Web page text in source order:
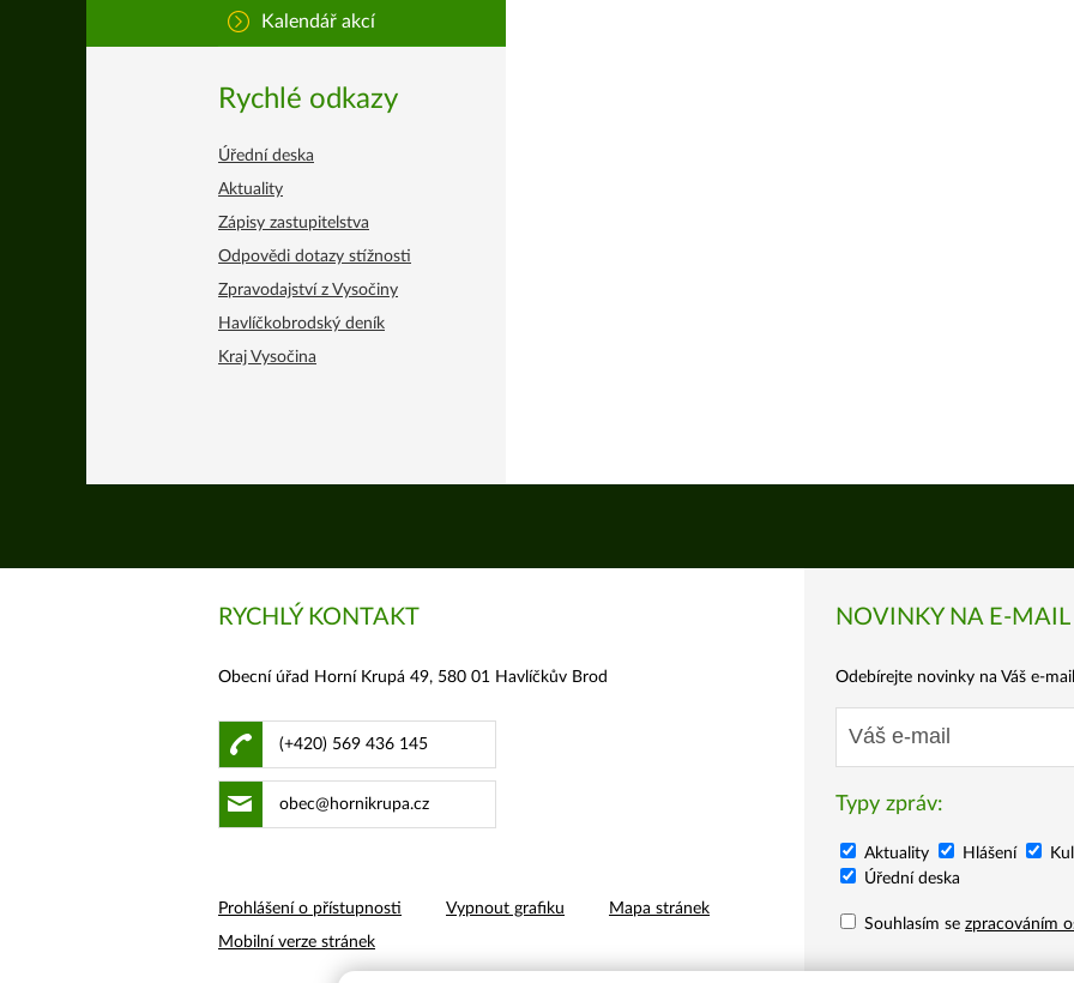
Kalendář akcí
Rychlé odkazy
Úřední deska
Aktuality
Zápisy zastupitelstva
Odpovědi dotazy stížnosti
Zpravodajství z Vysočiny
Havlíčkobrodský deník
Kraj Vysočina
RYCHLÝ KONTAKT
Obecní úřad Horní Krupá 49, 580 01 Havlíčkův Brod
(+420) 569 436 145
obec@hornikrupa.cz
Prohlášení o přístupnosti Vypnout grafiku
Mapa stránek
Mobilní verze stránek
NOVINKY NA E-MAIL
Odebírejte novinky na Váš e-
mail
Typy zpráv:
Aktuality Hlášení
Úřední deska
Souhlasím se zpracováním